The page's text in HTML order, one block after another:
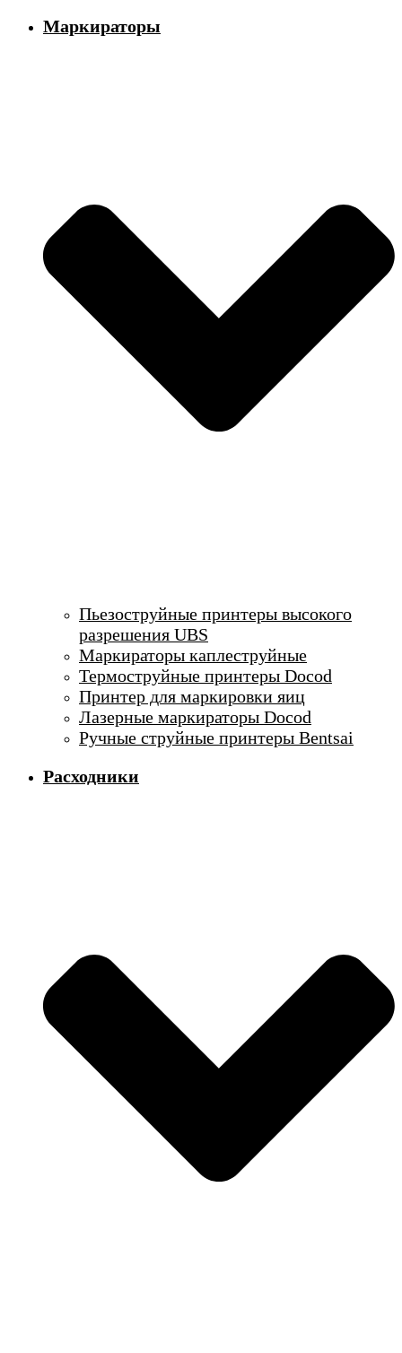
Маркираторы
Пьезоструйные принтеры высокого
разрешения UBS
Маркираторы каплеструйные
Термоструйные принтеры Docod
Принтер для маркировки яиц
Лазерные маркираторы Docod
Ручные струйные принтеры Bentsai
Расходники